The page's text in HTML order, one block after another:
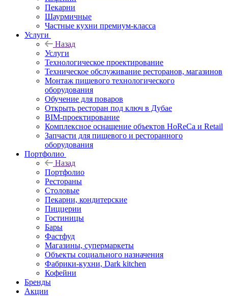
Пекарни
Шаурмичные
Частные кухни премиум-класса
Услуги
Назад
Услуги
Технологическое проектирование
Техническое обслуживание ресторанов, магазинов
Монтаж пищевого технологического
оборудования
Обучение для поваров
Открыть ресторан под ключ в Дубае
BIM-проектирование
Комплексное оснащение объектов HoReCa и Retail
Запчасти для пищевого и ресторанного
оборудования
Портфолио
Назад
Портфолио
Рестораны
Столовые
Пекарни, кондитерские
Пиццерии
Гостиницы
Бары
Фастфуд
Магазины, супермаркеты
Объекты социального назначения
Фабрики-кухни, Dark kitchen
Кофейни
Бренды
Акции